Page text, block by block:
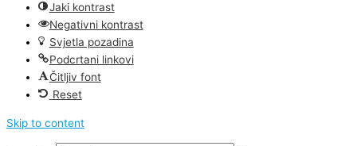
Jaki kontrast
Negativni kontrast
Svjetla pozadina
Podcrtani linkovi
Čitljiv font
Reset
Skip to content